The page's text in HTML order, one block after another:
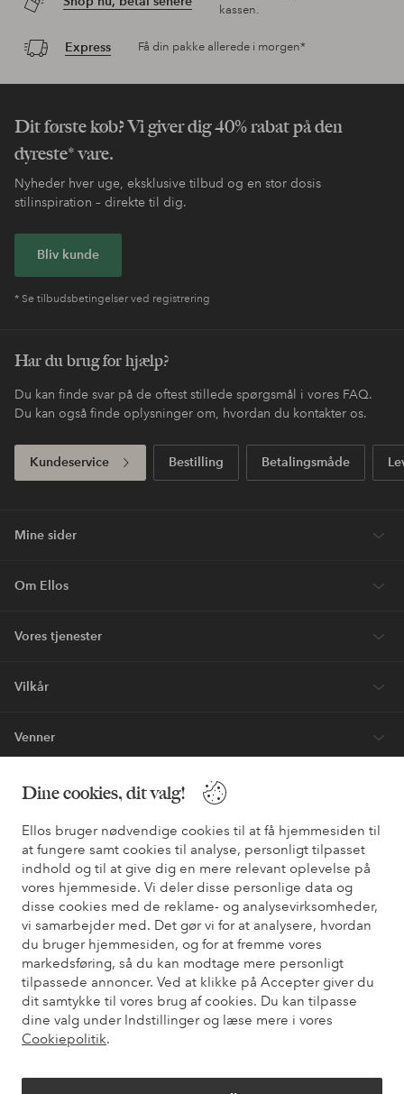
Dine cookies, dit valg!
Ellos bruger nødvendige cookies til at få hjemmesiden til
at fungere samt cookies til analyse, personligt tilpasset
indhold og til at give dig en mere relevant oplevelse på
vores hjemmeside. Vi deler disse personlige data og
disse cookies med de reklame- og analysevirksomheder,
vi samarbejder med. Det gør vi for at analysere, hvordan
du bruger hjemmesiden, og for at fremme vores
markedsføring, så du kan modtage mere personligt
tilpassede annoncer. Ved at klikke på Accepter giver du
dit samtykke til vores brug af cookies. Du kan tilpasse
dine valg under Indstillinger og læse mere i vores
Cookiepolitik.
kassen.
Express Få din pakke allerede i morgen*
Dit første køb? Vi giver dig 40% rabat på den
dyreste* vare.
Nyheder hver uge, eksklusive tilbud og en stor dosis
stilinspiration – direkte til dig.
Bliv kunde
* Se tilbudsbetingelser ved registrering
Har du brug for hjælp?
Du kan finde svar på de oftest stillede spørgsmål i vores FAQ.
Du kan også finde oplysninger om, hvordan du kontakter os.
Kundeservice Bestilling Betalingsmåde
Mine sider
Om Ellos
Vores tjenester
Vilkår
Venner
Vil du vide mere om vores betalingsmuligheder?
elpy elpy
Danmark - Vælg land
Facebook Instagram Pinterest Youtube